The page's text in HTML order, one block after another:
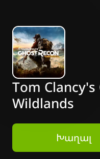
Tom
Wildlands
Խաղալ